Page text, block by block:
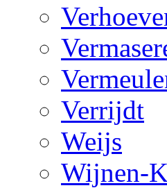
Verrijdt
Weijs
Wijnen-